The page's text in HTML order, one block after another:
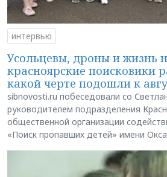
интервью
Усольцевы, дроны и жизнь
красноярские поисковики
какой черте подошли к
sibnovosti.ru побеседовали со
руководителем подразделения
общественной организации
«Поиск пропавших детей» имени